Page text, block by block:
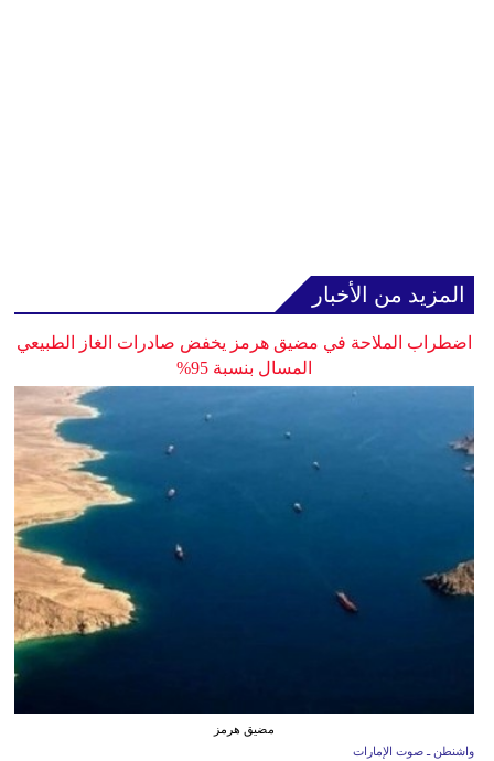
المزيد من الأخبار
اضطراب الملاحة في مضيق هرمز يخفض صادرات الغاز الطبيعي
المسال بنسبة 95%
مضيق هرمز
واشنطن ـ صوت الإمارات